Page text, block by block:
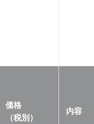
価格
（税別）
内容